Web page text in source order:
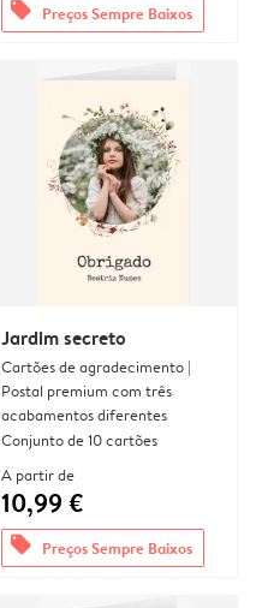
offers Preços Sempre Baixos
Jardim secreto
Cartões de agradecimento |
Postal premium com três
acabamentos diferentes
Conjunto de 10 cartões
A partir de
10,99 €
offers Preços Sempre Baixos